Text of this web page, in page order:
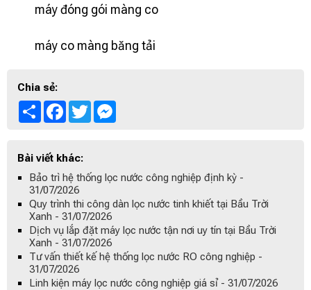
máy đóng gói màng co
máy co màng băng tải
Chia sẻ:
Share Facebook
Twitter
Bài viết khác:
Bảo trì hệ thống lọc nước công nghiệp định kỳ -
31/07/2026
Quy trình thi công dàn lọc nước tinh khiết tại Bầu Trời
Xanh - 31/07/2026
Dịch vụ lắp đặt máy lọc nước tận nơi uy tín tại Bầu Trời
Xanh - 31/07/2026
Tư vấn thiết kế hệ thống lọc nước RO công nghiệp -
31/07/2026
Linh kiện máy lọc nước công nghiệp giá sỉ - 31/07/2026